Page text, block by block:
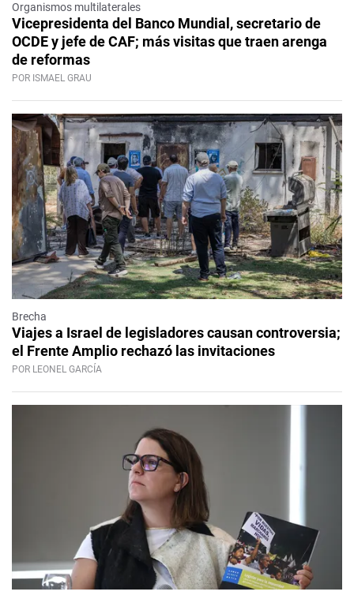
Organismos multilaterales
Vicepresidenta del Banco Mundial, secretario de
OCDE y jefe de CAF; más visitas que traen arenga
de reformas
POR ISMAEL GRAU
Brecha
Viajes a Israel de legisladores causan controversia;
el Frente Amplio rechazó las invitaciones
POR LEONEL GARCÍA